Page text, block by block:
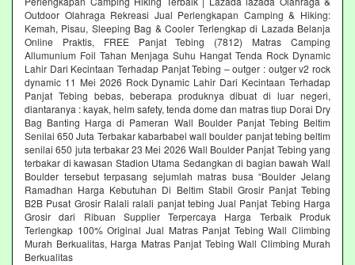
Outdoor Olahraga Rekreasi Jual Perlengkapan Camping & Hiking:
Kemah, Pisau, Sleeping Bag & Cooler Terlengkap di Lazada Belanja
Online Praktis, FREE Panjat Tebing (7812) Matras Camping
Allumunium Foil Tahan Menjaga Suhu Hangat Tenda Rock Dynamic
Lahir Dari Kecintaan Terhadap Panjat Tebing – outger : outger v2 rock
dynamic 11 Mei 2026 Rock Dynamic Lahir Dari Kecintaan Terhadap
Panjat Tebing bebas, beberapa produknya dibuat di luar negeri,
diantaranya : kayak, helm safety, tenda dome dan matras tiup Dorai Dry
Bag Banting Harga di Pameran Wall Boulder Panjat Tebing Beltim
Senilai 650 Juta Terbakar kabarbabel wall boulder panjat tebing beltim
senilai 650 juta terbakar 23 Mei 2026 Wall Boulder Panjat Tebing yang
terbakar di kawasan Stadion Utama Sedangkan di bagian bawah Wall
Boulder tersebut terpasang sejumlah matras busa “Boulder Jelang
Ramadhan Harga Kebutuhan Di Beltim Stabil Grosir Panjat Tebing
B2B Pusat Grosir Ralali‎ ralali panjat tebing‎ Jual Panjat Tebing Harga
Grosir dari Ribuan Supplier Terpercaya Harga Terbaik Produk
Terlengkap 100% Original Jual Matras Panjat Tebing Wall Climbing
Murah Berkualitas, Harga Matras Panjat Tebing Wall Climbing Murah
Berkualitas